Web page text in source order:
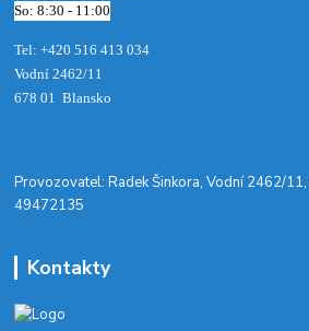
So: 8:30 - 11:00
Tel: +420 516 413 034‬
Vodní 2462/11
678 01 Blansko
​Provozovatel: Radek Šinkora, Vodní 2462/
49472135
Kontakty